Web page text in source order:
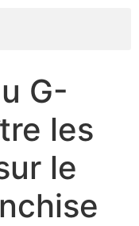
G-
les
le